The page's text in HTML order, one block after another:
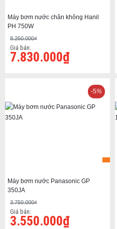
Máy bơm nước chân không Hanil
PH 750W
8.250.000₫
Giá bán:
7.830.000₫
Máy bơm nước Panasonic GP
350JA
3.750.000₫
Giá bán:
3.550.000₫
-5%